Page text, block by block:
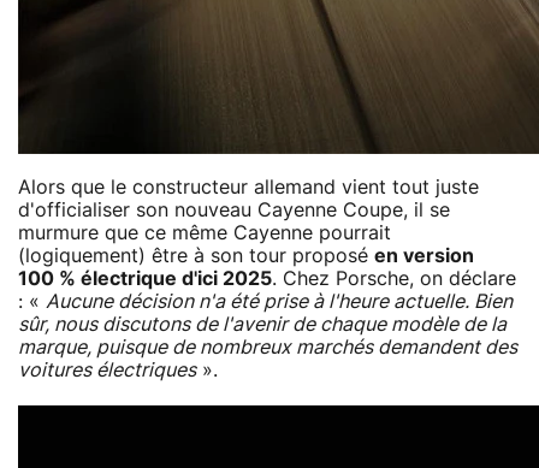
Alors que le constructeur allemand vient tout juste
d'officialiser son nouveau Cayenne Coupe, il se
murmure que ce même Cayenne pourrait
(logiquement) être à son tour proposé en version
100 % électrique d'ici 2025. Chez Porsche, on déclare
: « Aucune décision n'a été prise à l'heure actuelle. Bien
sûr, nous discutons de l'avenir de chaque modèle de la
marque, puisque de nombreux marchés demandent des
voitures électriques».